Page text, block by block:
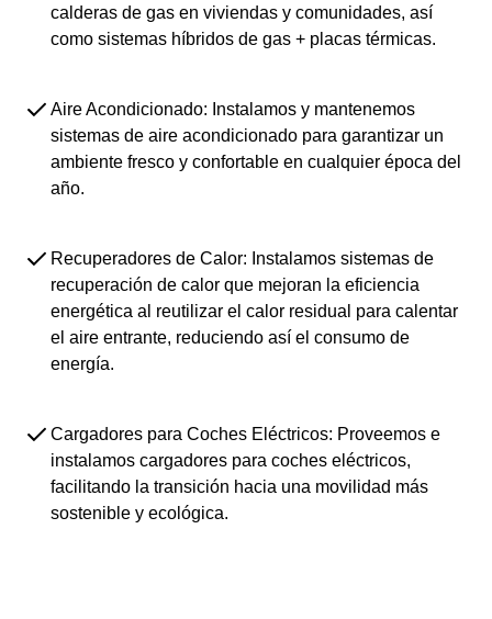
calderas de gas en viviendas y comunidades, así
como sistemas híbridos de gas + placas térmicas.
Aire Acondicionado: Instalamos y mantenemos
sistemas de aire acondicionado para garantizar un
ambiente fresco y confortable en cualquier época del
año.
Recuperadores de Calor: Instalamos sistemas de
recuperación de calor que mejoran la eficiencia
energética al reutilizar el calor residual para calentar
el aire entrante, reduciendo así el consumo de
energía.
Cargadores para Coches Eléctricos: Proveemos e
instalamos cargadores para coches eléctricos,
facilitando la transición hacia una movilidad más
sostenible y ecológica.